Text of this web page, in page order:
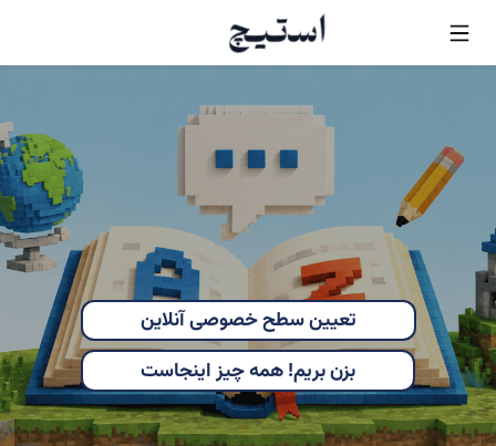
تعیین سطح خصوصی آنلاین
بزن بریم! همه چیز اینجاست